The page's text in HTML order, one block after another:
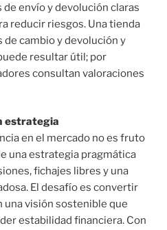
envío y devolución claras
reducir riesgos. Una tienda
cambio y devolución y
resultar útil; por
consultan valoraciones
estrategia
en el mercado no es fruto
una estrategia pragmática
fichajes libres y una
El desafío es convertir
una visión sostenible que
estabilidad financiera. Con